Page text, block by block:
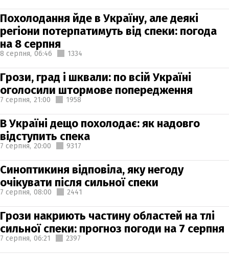
Похолодання йде в Україну, але деякі
регіони потерпатимуть від спеки: погода
на 8 серпня
8 серпня, 06:46 1334
Грози, град і шквали: по всій Україні
оголосили штормове попередження
7 серпня, 21:00 1958
В Україні дещо похолодає: як надовго
відступить спека
7 серпня, 20:00 9317
Синоптикиня відповіла, яку негоду
очікувати після сильної спеки
7 серпня, 08:00 2441
Грози накриють частину областей на тлі
сильної спеки: прогноз погоди на 7 серпня
7 серпня, 06:21 2397